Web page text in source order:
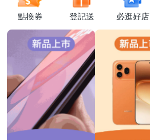
點換券 登記送 必逛好店